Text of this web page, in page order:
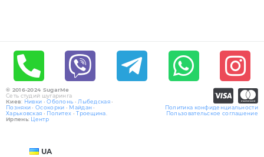
© 2016-2024 SugarMe
Сеть студий шугаринга
Киев: Нивки •Оболонь •Лыбедская•
Позняки •Осокорки • Майдан •
Харьковская • Политех •Троещина.
Ирпень: Центр
Политика конфиденциальности
Пользовательское соглашение
UA